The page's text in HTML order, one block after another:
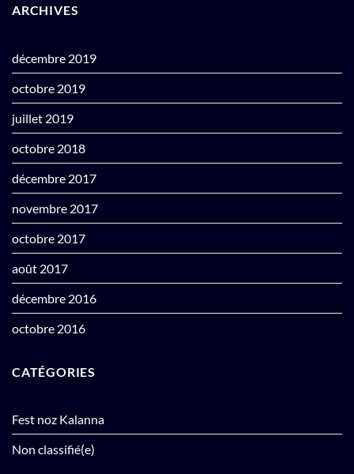
ARCHIVES
décembre 2019
octobre 2019
juillet 2019
octobre 2018
décembre 2017
novembre 2017
octobre 2017
août 2017
décembre 2016
octobre 2016
CATÉGORIES
Fest noz Kalanna
Non classifié(e)